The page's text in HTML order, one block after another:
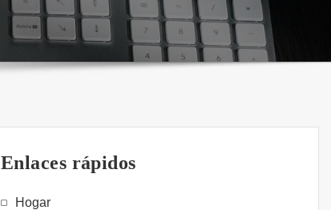
Enlaces rápidos
Hogar